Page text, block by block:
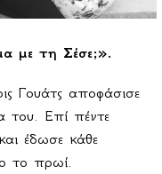
με τη Σέσε;».
Γουάτς αποφάσισε
του. Επί πέντε
έδωσε κάθε
το πρωί.